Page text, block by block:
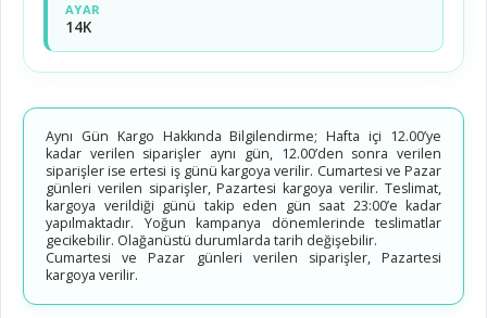
AYAR
14K
Aynı Gün Kargo Hakkında Bilgilendirme; Hafta içi 12.00’ye
kadar verilen siparişler aynı gün, 12.00’den sonra verilen
siparişler ise ertesi iş günü kargoya verilir. Cumartesi ve Pazar
günleri verilen siparişler, Pazartesi kargoya verilir. Teslimat,
kargoya verildiği günü takip eden gün saat 23:00’e kadar
yapılmaktadır. Yoğun kampanya dönemlerinde teslimatlar
gecikebilir. Olağanüstü durumlarda tarih değişebilir.
Cumartesi ve Pazar günleri verilen siparişler, Pazartesi
kargoya verilir.